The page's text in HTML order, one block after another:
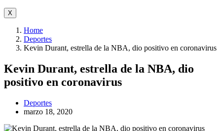
X
Home
Deportes
Kevin Durant, estrella de la NBA, dio positivo en coronavirus
Kevin Durant, estrella de la NBA, dio
positivo en coronavirus
Deportes
marzo 18, 2020